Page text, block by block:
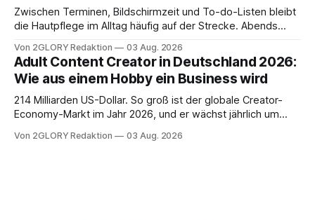
Zwischen Terminen, Bildschirmzeit und To-do-Listen bleibt
die Hautpflege im Alltag häufig auf der Strecke. Abends
Drogerie – mehr ist zeitlich oft nicht drin. Dabei reagiert die
Haut empfindlich auf Stress, Schlafmangel und
Umwelteinflüsse: Sie wirkt müde, spannt oder neigt zu
Unreinheiten. Professionelle
Von 2GLORY Redaktion 03 Aug. 2026
Adult Content Creator in Deutschland 2026:
Wie aus einem Hobby ein Business wird
214 Milliarden US-Dollar. So groß ist der globale Creator-
Economy-Markt im Jahr 2026, und er wächst jährlich um
ist längst ein ernstzunehmender Wirtschaftszweig. Weltweit
Von 2GLORY Redaktion 03 Aug. 2026